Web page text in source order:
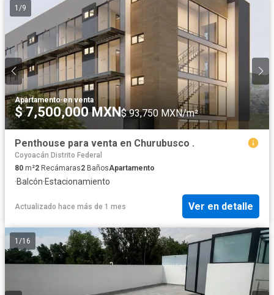
1 /9
Apartamento·en venta
$ 7,500,000 MXN$ 93,750 MXN/m²
Penthouse para venta en Churubusco .
Coyoacán Distrito Federal
80 m²2 Recámaras2 BañosApartamento
·Balcón·Estacionamiento
Actualizado hace más de 1 mes Ver en detalle
1 /16